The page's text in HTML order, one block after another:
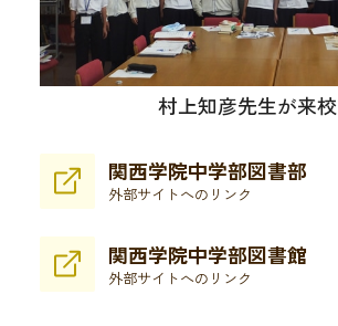
村上知彦先生が来校
関西学院中学部図書部
外部サイトへのリンク
関西学院中学部図書館
外部サイトへのリンク